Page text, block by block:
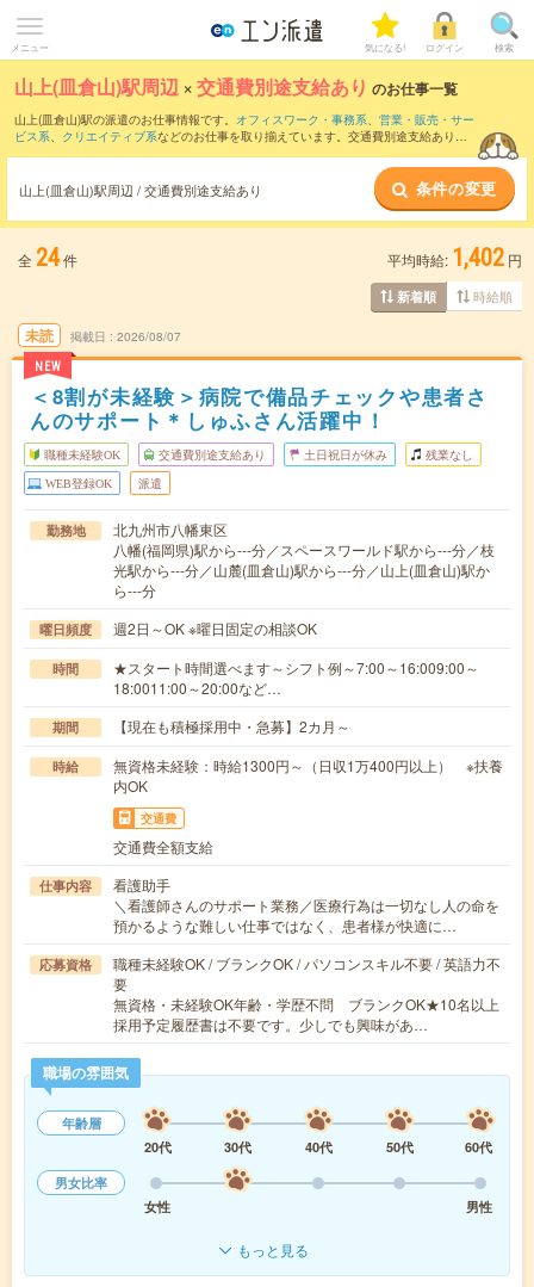
メニュー 気になる! ログイン 検索
山上(皿倉山)駅周辺 ×交通費別途支給あり のお仕事一覧
山上(皿倉山)駅の派遣のお仕事情報です。 オフィスワーク・事務系、 営業・販売・サー
ビス系、 クリエイティブ系などのお仕事を取り揃えています。交通費別途支給ありの
山上(皿倉山)駅周辺 / 交通費別途支給あり 条件の変更
全 24件 平均時給: 1,402 円
新着順 時給順
未読
NEW
掲載日 2026/08/07
＜8割が未経験＞病院で備品チェックや患者さ
んのサポート＊しゅふさん活躍中！
職種未経験OK 交通費別途支給あり 土日祝日が休み 残業なし
WEB登録OK 派遣
勤務地
北九州市八幡東区
八幡(福岡県)駅から---分／スペースワールド駅から---分／枝
光駅から---分／山麓(皿倉山)駅から---分／山上(皿倉山)駅か
ら---分
曜日頻度 週2日～OK ※曜日固定の相談OK
時間
★スタート時間選べます～シフト例～7:00～16:009:00～
18:0011:00～20:00など…
期間 【現在も積極採用中・急募】2カ月～
時給
無資格未経験：時給1300円～（日収1万400円以上） ※扶養
内OK
交通費
交通費全額支給
仕事内容
看護助手
＼看護師さんのサポート業務／医療行為は一切なし人の命を
預かるような難しい仕事ではなく、患者様が快適に…
応募資格
職種未経験OK / ブランクOK / パソコンスキル不要 / 英語力不
要
無資格・未経験OK年齢・学歴不問 ブランクOK★10名以上
採用予定履歴書は不要です。少しでも興味があ…
職場の雰囲気
年齢層
20代
30代 40代 50代
60代
男女比率
女性
男性
もっと見る